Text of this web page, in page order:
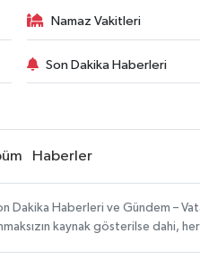
Namaz Vakitleri
Son Dakika Haberleri
Haberler
Dakika Haberleri ve Gündem –
kaynak gösterilse dahi,